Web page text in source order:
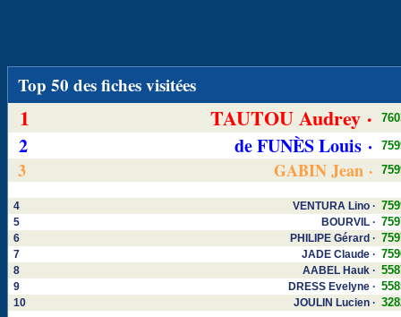
Top 50 des fiches visitées
1 TAUTOU Audrey ·
2 de FUNÈS Louis ·
3 GABIN Jean ·
4 VENTURA Lino ·
5 BOURVIL ·
6 PHILIPE Gérard ·
7 JADE Claude ·
8 AABEL Hauk ·
9 DRESS Evelyne ·
10 JOULIN Lucien ·